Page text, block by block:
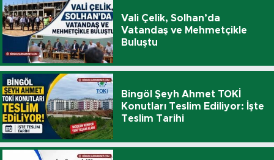
Vali Çelik, Solhan’da
Vatandaş ve Mehmetçikle
Buluştu
Bingöl Şeyh Ahmet TOKİ
Konutları Teslim Ediliyor: İşte
Teslim Tarihi